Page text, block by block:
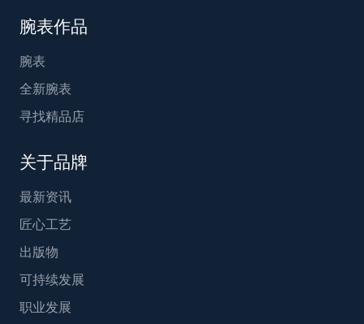
腕表作品
腕表
全新腕表
寻找精品店
关于品牌
最新资讯
匠心工艺
出版物
可持续发展
职业发展